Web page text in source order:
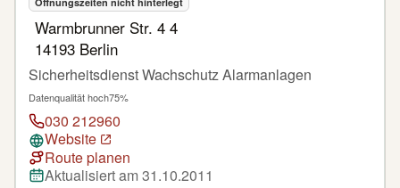
Warmbrunner Str. 4 4
14193 Berlin
Sicherheitsdienst Wachschutz Alarmanlagen
Datenqualität hoch75%
030 212960
Website
Route planen
Aktualisiert am 31.10.2011